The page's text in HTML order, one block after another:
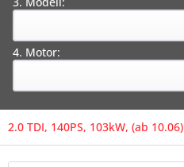
4. Motor:
2.0 TDI, 140PS, 103kW, (ab 10.06)